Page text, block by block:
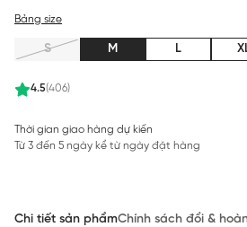
4.5(406)
Bảng size
S M L
Thời gian giao hàng dự kiến
Từ 3 đến 5 ngày kể từ ngày đặt hàng
Chi tiết sản phẩmChính sách đổi &